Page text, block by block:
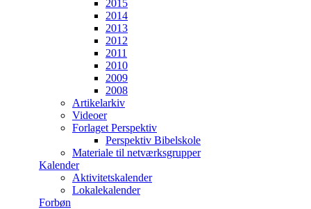
2015
2014
2013
2012
2011
2010
2009
2008
Artikelarkiv
Videoer
Forlaget Perspektiv
Perspektiv Bibelskole
Materiale til netværksgrupper
Kalender
Aktivitetskalender
Lokalekalender
Forbøn